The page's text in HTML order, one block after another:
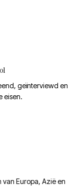
geïnterviewd en
eisen.
Europa, Azië en